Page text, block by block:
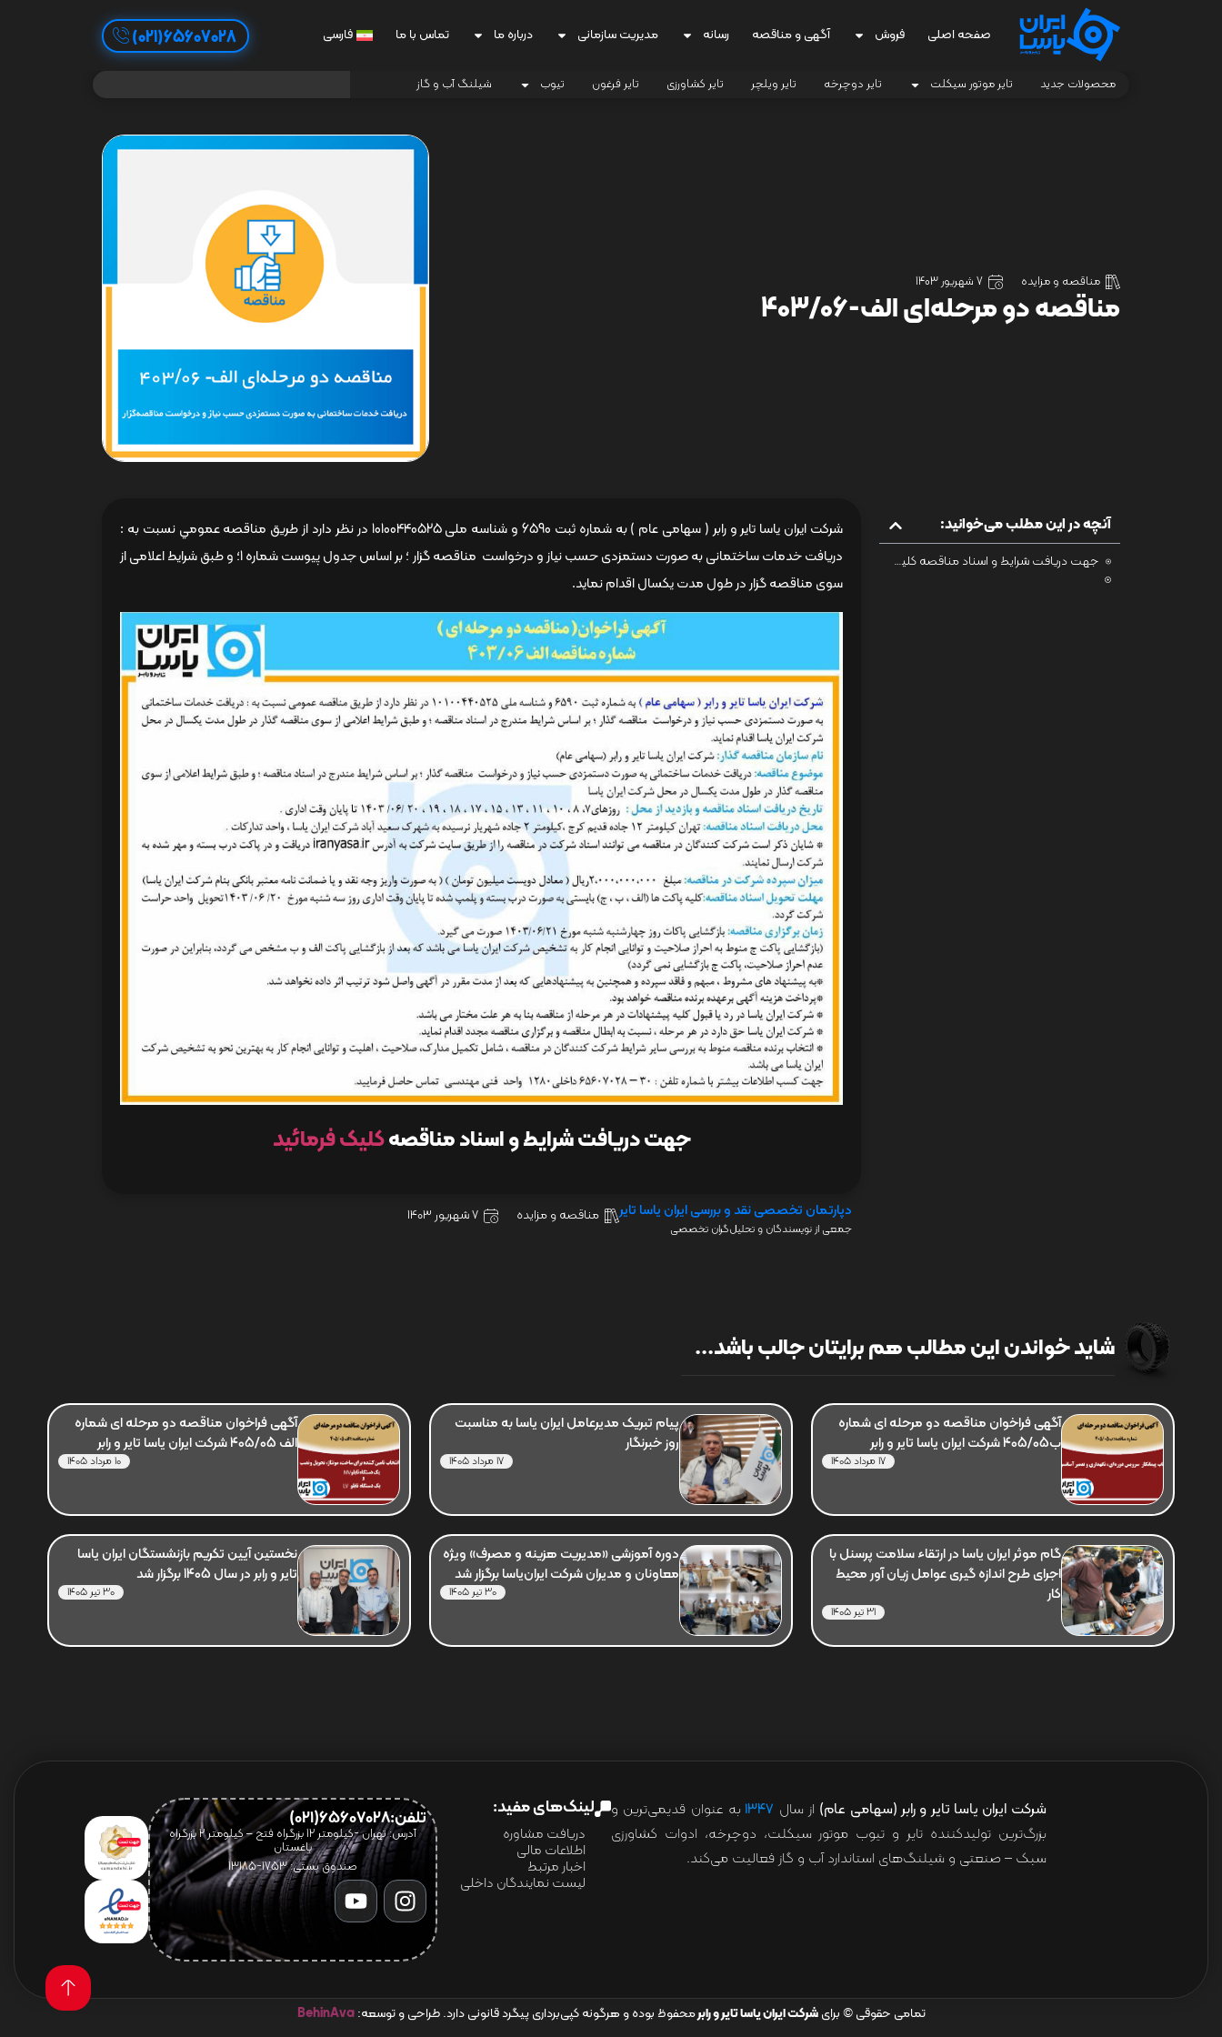
صفحه اصلی فروش آگهی و مناقصه رسانه مدیریت سازمانی درباره ما تماس با ما فارسی 65607028(021)
محصولات جدید تایر موتور سیکلت تایر دوچرخه تایر ویلچر تایر کشاورزی تایر فرغون تیوب شیلنگ آب و گاز
مناقصه و مزایده 7 شهریور 1403
مناقصه دو مرحله‌ای الف-403/06
آنچه در این مطلب می‌خوانید:
جهت دریافت شرایط و اسناد مناقصه کلیک فرمائید
شرکت ایران یاسا تایر و رابر ( سهامی عام ) به شماره ثبت 6590 و شناسه ملی 10100440525 در نظر دارد از طريق مناقصه عمومي نسبت به :
دریافت خدمات ساختمانی به صورت دستمزدی حسب نیاز و درخواست مناقصه گزار ؛ بر اساس جدول پیوست شماره 1؛ و طبق شرایط اعلامی از
سوی مناقصه گزار در طول مدت یکسال اقدام نماید.
جهت دریافت شرایط و اسناد مناقصهکلیک فرمائید
دپارتمان تخصصی نقد و بررسی ایران یاسا تایر
جمعی از نویسندگان و تحلیل‌گران تخصصی
مناقصه و مزایده 7 شهریور 1403
شاید خواندن این مطالب هم برایتان جالب باشد...
آگهی فراخوان مناقصه دو مرحله ای شماره
ب405/05 شرکت ایران یاسا تایر و رابر
17 مرداد 1405
پیام تبریک مدیرعامل ایران یاسا به مناسبت
روز خبرنگار
17 مرداد 1405
آگهی فراخوان مناقصه دو مرحله ای شماره
الف 405/05 شرکت ایران یاسا تایر و رابر
10 مرداد 1405
گام موثر ایران یاسا در ارتقاء سلامت پرسنل با
اجرای طرح اندازه گیری عوامل زیان آور محیط
کار
31 تیر 1405
دوره آموزشی «مدیریت هزینه و مصرف» ویژه
معاونان و مدیران شرکت ایران‌یاسا برگزار شد
30 تیر 1405
نخستین آیین تکریم بازنشستگان ایران یاسا
تایر و رابر در سال 1405 برگزار شد
30 تیر 1405
شرکت ایران یاسا تایر و رابر (سهامی عام) از سال ۱۳۴۷ به عنوان قدیمی‌ترین و
بزرگ‌ترین تولیدکننده تایر و تیوب موتور سیکلت، دوچرخه، ادوات کشاورزی
سبک – صنعتی و شیلنگ‌های استاندارد آب و گاز فعالیت می‌کند.
لینک‌های مفید:
دریافت مشاوره
اطلاعات مالی
اخبار مرتبط
لیست نمایندگان داخلی
تلفن:65607028(021)
آدرس: تهران -کیلومتر 12 بزرگراه فتح – کیلومتر ۲ بزرگراه
باغستان
صندوق پستی: 1753-13185
تمامی حقوقی © برایشرکت ایران یاسا تایر و رابرمحفوظ بوده و هرگونه کپی‌برداری پیگرد قانونی دارد. طراحی و توسعه:BehinAva